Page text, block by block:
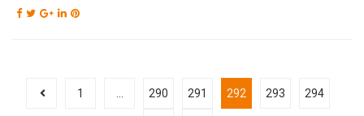
1 290 291 292 293 294